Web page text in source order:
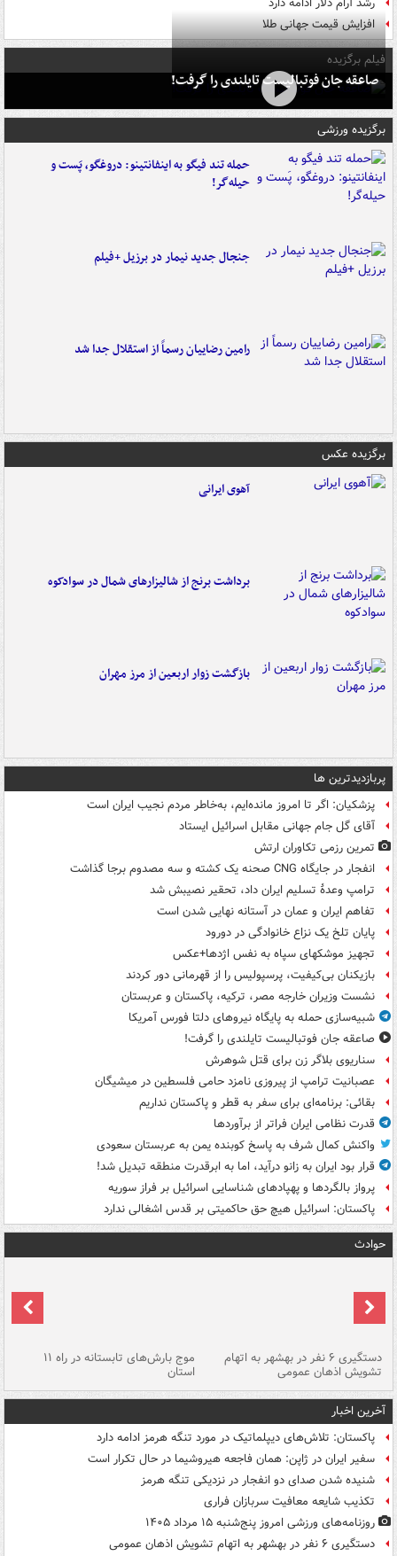
افزایش قیمت جهانی طلا
فیلم برگزیده
صاعقه جان فوتبالیست تایلندی را گرفت!
برگزیده ورزشی
حمله تند فیگو به اینفانتینو: دروغگو، پَست‌ و
حیله‌گر!
جنجال جدید نیمار در برزیل +فیلم
رامین رضاییان رسماً از استقلال جدا شد
برگزیده عکس
آهوی ایرانی
برداشت برنج از شالیزارهای شمال در سوادکوه
بازگشت زوار اربعین از مرز مهران
پربازدیدترین ها
پزشکیان: اگر تا امروز مانده‌ایم، به‌خاطر مردم نجیب ایران است
آقای گل جام جهانی مقابل اسرائیل ایستاد
تمرین رزمی تکاوران ارتش
انفجار در جایگاه CNG صحنه یک کشته و سه مصدوم برجا گذاشت
ترامپ وعدۀ تسلیم ایران داد، تحقیر نصیبش شد
تفاهم ایران و عمان در آستانه نهایی شدن است
پایان تلخ یک نزاع خانوادگی در دورود
تجهیز موشکهای سپاه به نفس اژدها+عکس
بازیکنان بی‌کیفیت، پرسپولیس را از قهرمانی دور کردند
نشست وزیران خارجه مصر، ترکیه، پاکستان و عربستان
شبیه‌سازی حمله به پایگاه نیروهای دلتا فورس آمریکا
صاعقه جان فوتبالیست تایلندی را گرفت!
سناریوی بلاگر زن برای قتل شوهرش
عصبانیت ترامپ از پیروزی نامزد حامی فلسطین در میشیگان
بقائی: برنامه‌ای برای سفر به قطر و پاکستان نداریم
قدرت نظامی ایران فراتر از برآوردها
واکنش کمال شرف به پاسخ کوبنده یمن به عربستان سعودی
قرار بود ایران به زانو درآید، اما به ابرقدرت منطقه تبدیل شد!
پرواز بالگردها و پهپادهای شناسایی اسرائیل بر فراز سوریه
پاکستان: اسرائیل هیچ حق حاکمیتی بر قدس اشغالی ندارد
حوادث
دستگیری ۶ نفر در بهشهر به اتهام
تشویش اذهان عمومی
موج بارش‌های تابستانه در راه ۱۱
استان
آخرین اخبار
پاکستان: تلاش‌های دیپلماتیک در مورد تنگه هرمز ادامه دارد
سفیر ایران در ژاپن: همان فاجعه هیروشیما در حال تکرار است
شنیده شدن صدای دو انفجار در نزدیکی تنگه هرمز
تکذیب شایعه معافیت سربازان فراری
روزنامه‌های ورزشی امروز پنج‌شنبه ۱۵ مرداد ۱۴۰۵
دستگیری ۶ نفر در بهشهر به اتهام تشویش اذهان عمومی